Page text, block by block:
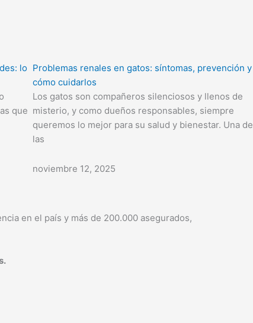
lo
que
Problemas renales en gatos: síntomas, prevención y
cómo cuidarlos
Los gatos son compañeros silenciosos y llenos de
misterio, y como dueños responsables, siempre
queremos lo mejor para su salud y bienestar. Una de
las
noviembre 12, 2025
en el país y más de 200.000 asegurados,